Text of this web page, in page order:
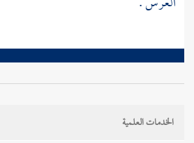
الخدمات العلمية